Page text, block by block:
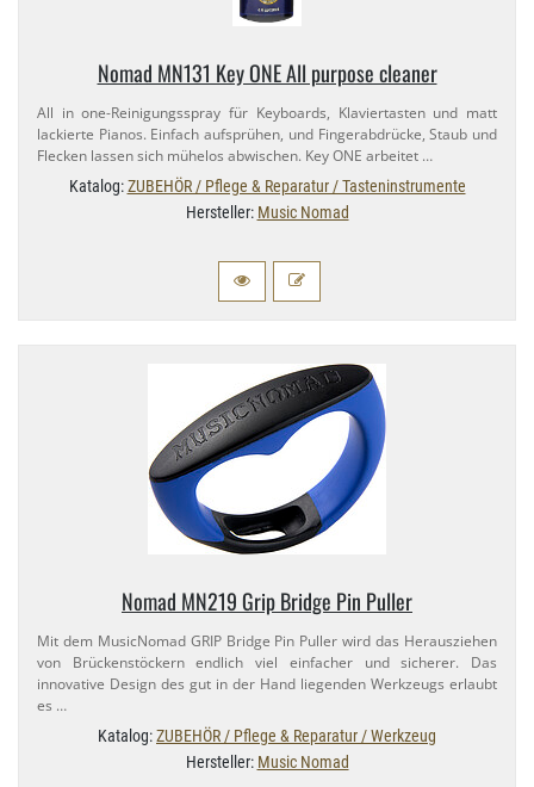
Nomad MN131 Key ONE All purpose cleaner
All in one-​Reinigungsspray für Keyboards, Klaviertasten und matt
lackierte Pianos. Einfach aufsprühen, und Fingerabdrücke, Staub und
Flecken lassen sich mühelos abwischen. Key ONE arbeitet …
Katalog:ZUBEHÖR / Pflege & Reparatur / Tasteninstrumente
Hersteller: Music Nomad
Nomad MN219 Grip Bridge Pin Puller
Mit dem MusicNomad GRIP Bridge Pin Puller wird das Herausziehen
von Brückenstöckern endlich viel einfacher und sicherer. Das
innovative Design des gut in der Hand liegenden Werkzeugs erlaubt
es …
Katalog:ZUBEHÖR / Pflege & Reparatur / Werkzeug
Hersteller: Music Nomad